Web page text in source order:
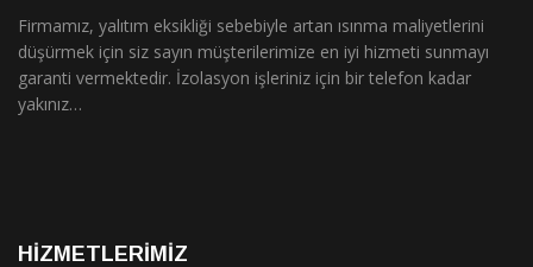
Firmamız, yalıtım eksikliği sebebiyle artan ısınma maliyetlerini
düşürmek için siz sayın müşterilerimize en iyi hizmeti sunmayı
garanti vermektedir. İzolasyon işleriniz için bir telefon kadar
yakınız…
HIZMETLERIMIZ